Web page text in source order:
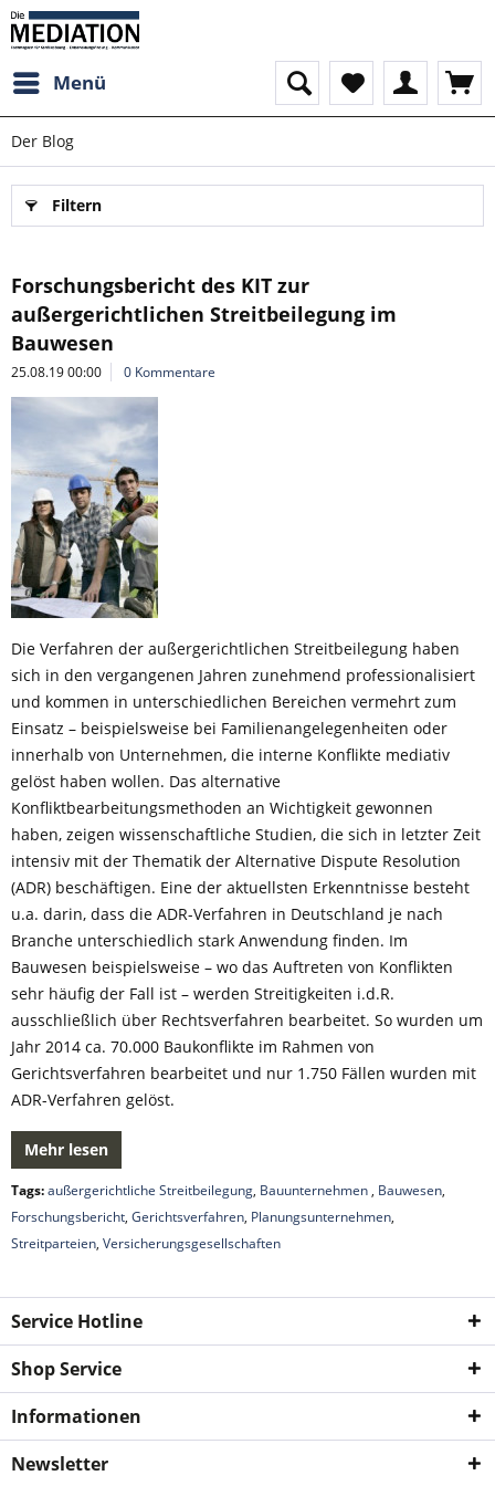
Menü
Der Blog
Filtern
Forschungsbericht des KIT zur
außergerichtlichen Streitbeilegung im
Bauwesen
25.08.19 00:00 0 Kommentare
Die Verfahren der außergerichtlichen Streitbeilegung haben
sich in den vergangenen Jahren zunehmend professionalisiert
und kommen in unterschiedlichen Bereichen vermehrt zum
Einsatz – beispielsweise bei Familienangelegenheiten oder
innerhalb von Unternehmen, die interne Konflikte mediativ
gelöst haben wollen. Das alternative
Konfliktbearbeitungsmethoden an Wichtigkeit gewonnen
haben, zeigen wissenschaftliche Studien, die sich in letzter Zeit
intensiv mit der Thematik der Alternative Dispute Resolution
(ADR) beschäftigen. Eine der aktuellsten Erkenntnisse besteht
u.a. darin, dass die ADR-Verfahren in Deutschland je nach
Branche unterschiedlich stark Anwendung finden. Im
Bauwesen beispielsweise – wo das Auftreten von Konflikten
sehr häufig der Fall ist – werden Streitigkeiten i.d.R.
ausschließlich über Rechtsverfahren bearbeitet. So wurden um
Jahr 2014 ca. 70.000 Baukonflikte im Rahmen von
Gerichtsverfahren bearbeitet und nur 1.750 Fällen wurden mit
ADR-Verfahren gelöst.
Mehr lesen
Tags:außergerichtliche Streitbeilegung, Bauunternehmen, Bauwesen,
Forschungsbericht, Gerichtsverfahren, Planungsunternehmen,
Streitparteien, Versicherungsgesellschaften
Service Hotline
Shop Service
Informationen
Newsletter